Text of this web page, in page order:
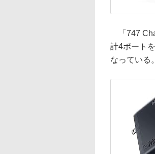
「747
計4ポート
なっている